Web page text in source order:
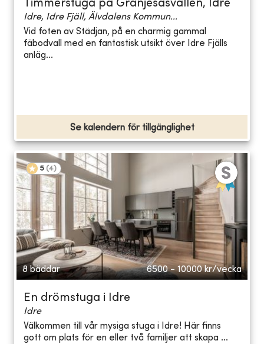
Timmerstuga på Gränjesåsvallen, Idre
Idre, Idre Fjäll, Älvdalens Kommun...
Vid foten av Städjan, på en charmig gammal
fäbodvall med en fantastisk utsikt över Idre Fjälls
anläg...
Se kalendern för tillgänglighet
5 (4)
8 bäddar 6500 - 10000 kr/vecka
En drömstuga i Idre
Idre
Välkommen till vår mysiga stuga i Idre! Här finns
gott om plats för en eller två familjer att skapa ...